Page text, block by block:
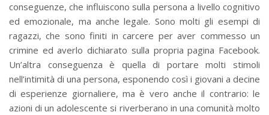
conseguenze, che influiscono sulla persona a livello cognitivo
ed emozionale, ma anche legale. Sono molti gli esempi di
ragazzi, che sono finiti in carcere per aver commesso un
crimine ed averlo dichiarato sulla propria pagina Facebook.
Un’altra conseguenza è quella di portare molti stimoli
nell’intimità di una persona, esponendo così i giovani a decine
di esperienze giornaliere, ma è vero anche il contrario: le
azioni di un adolescente si riverberano in una comunità molto